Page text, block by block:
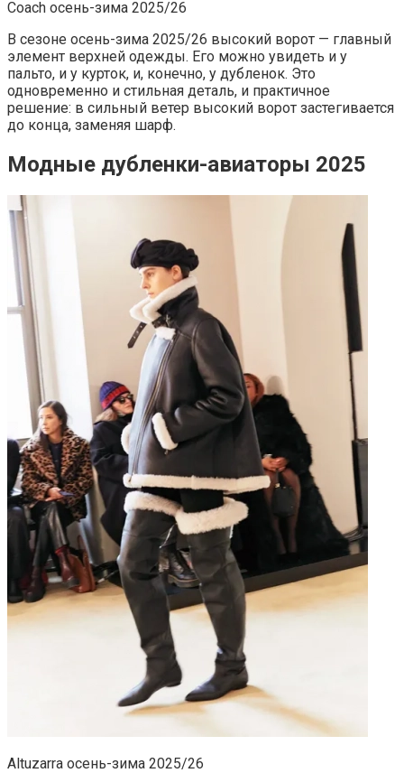
Coach осень-зима 2025/26
В сезоне осень-зима 2025/26 высокий ворот — главный
элемент верхней одежды. Его можно увидеть и у
пальто, и у курток, и, конечно, у дубленок. Это
одновременно и стильная деталь, и практичное
решение: в сильный ветер высокий ворот застегивается
до конца, заменяя шарф.
Модные дубленки-авиаторы 2025
Altuzarra осень-зима 2025/26